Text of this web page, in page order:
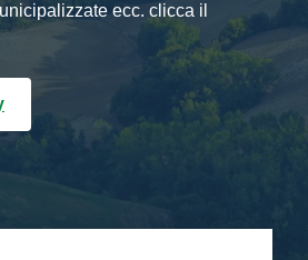
ecc. clicca il